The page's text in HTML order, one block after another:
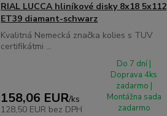
RIAL LUCCA hliníkové disky 8x18 5x112
ET39 diamant-schwarz
Kvalitná Nemecká značka kolies s TUV
certifikátmi ...
158,06 EUR/ks
128,50 EUR bez DPH
Do 7 dní |
Doprava 4ks
zadarmo |
Montážna sada
zadarmo